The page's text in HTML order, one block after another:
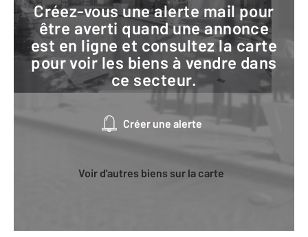
Créez-vous une alerte mail pour
être averti quand une annonce
est en ligne et consultez la carte
pour voir les biens à vendre dans
ce secteur.
Créer une alerte
Voir d'autres biens sur la carte